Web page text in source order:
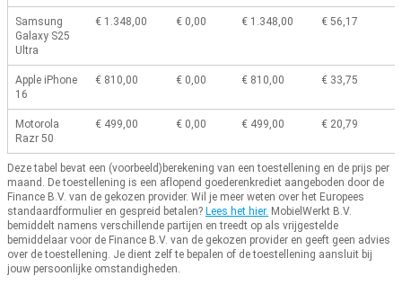
Samsung
Galaxy S25
Ultra
€ 1.348,00 € 0,00 € 1.348,00 € 56,17
Apple iPhone
16
€ 810,00 € 0,00 € 810,00 € 33,75
Motorola
Razr 50
€ 499,00 € 0,00 € 499,00 € 20,79
Deze tabel bevat een (voorbeeld)berekening van een toestellening en de prijs per
maand. De toestellening is een aflopend goederenkrediet aangeboden door de
Finance B.V. van de gekozen provider. Wil je meer weten over het Europees
standaardformulier en gespreid betalen? Lees het hier. MobielWerkt B.V.
bemiddelt namens verschillende partijen en treedt op als vrijgestelde
bemiddelaar voor de Finance B.V. van de gekozen provider en geeft geen advies
over de toestellening. Je dient zelf te bepalen of de toestellening aansluit bij
jouw persoonlijke omstandigheden.